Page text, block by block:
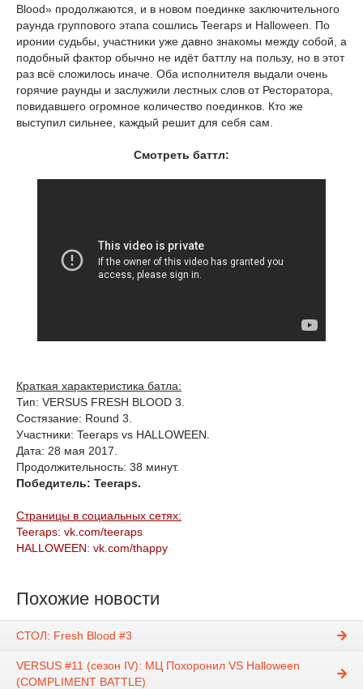
Blood» продолжаются, и в новом поединке заключительного
раунда группового этапа сошлись Teeraps и Halloween. По
иронии судьбы, участники уже давно знакомы между собой, а
подобный фактор обычно не идёт баттлу на пользу, но в этот
раз всё сложилось иначе. Оба исполнителя выдали очень
горячие раунды и заслужили лестных слов от Ресторатора,
повидавшего огромное количество поединков. Кто же
выступил сильнее, каждый решит для себя сам.
Смотреть баттл:
Краткая характеристика батла:
Тип: VERSUS FRESH BLOOD 3.
Состязание: Round 3.
Участники: Teeraps vs HALLOWEEN.
Дата: 28 мая 2017.
Продолжительность: 38 минут.
Победитель: Teeraps.
Страницы в социальных сетях:
Teeraps: vk.com/teeraps
HALLOWEEN: vk.com/thappy
Похожие новости
СТОЛ: Fresh Blood #3
VERSUS #11 (сезон IV): МЦ Похоронил VS Halloween
(COMPLIMENT BATTLE)